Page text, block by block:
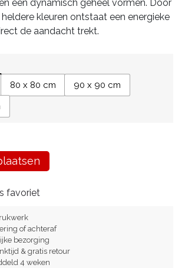
een dynamisch geheel vormen. Door
kleuren ontstaat een energieke
de aandacht trekt.
80 x 80 cm
90 x 90 cm
favoriet
of achteraf
bezorging
& gratis retour
4 weken